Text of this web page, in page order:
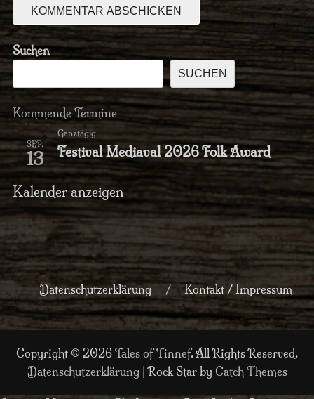
Suchen
SUCHEN
Kommende Termine
SEP.
13
Ganztägig
Festival Mediaval 2026 Folk Award
Kalender anzeigen
Datenschutzerklärung Kontakt / Impressum
Copyright © 2026 Tales of Tinnef. All Rights Reserved.
Datenschutzerklärung| Rock Star by Catch Themes